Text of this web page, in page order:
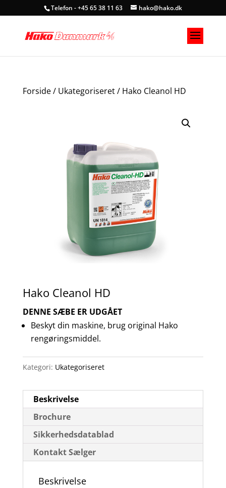
Telefon - +45 65 38 11 63 hako@hako.dk
Forside/ Ukategoriseret/ Hako Cleanol HD
Hako Cleanol HD
DENNE SÆBE ER UDGÅET
Beskyt din maskine, brug original Hako
rengøringsmiddel.
Kategori: Ukategoriseret
Beskrivelse
Brochure
Sikkerhedsdatablad
Kontakt Sælger
Beskrivelse